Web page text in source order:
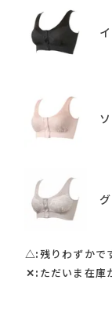
インデ
△ 残りわずかで
✕ ただいま在庫